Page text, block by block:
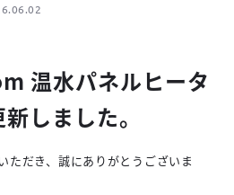
温水パネルヒータ
しました。
ただき、誠にありがとうございま